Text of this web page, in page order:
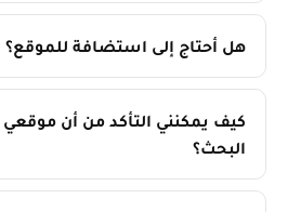
هل أحتاج إلى استضافة للموقع؟
كيف يمكنني التأكد من أن
البحث؟